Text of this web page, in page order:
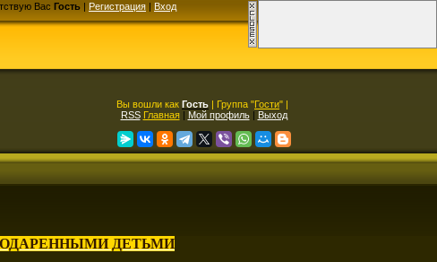
Вас Гость | Регистрация | Вход
Вы вошли как Гость | Группа "Гости" |
RSS Главная| Мой профиль| Выход
ОДАРЕННЫМИ ДЕТЬМИ